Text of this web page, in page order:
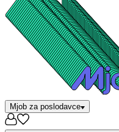
Mjob za poslodavce